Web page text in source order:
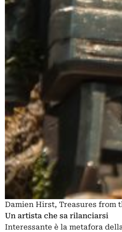
Damien Hirst, Treasures from
Un artista che sa rilanciarsi
Interessante è la metafora